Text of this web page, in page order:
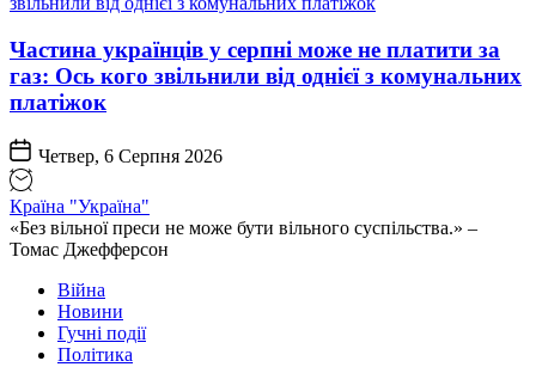
Частина українців у серпні може не платити за
газ: Ось кого звільнили від однієї з комунальних
платіжок
Четвер, 6 Серпня 2026
Країна "Україна"
«Без вільної преси не може бути вільного суспільства.» –
Томас Джефферсон
Війна
Новини
Гучні події
Політика